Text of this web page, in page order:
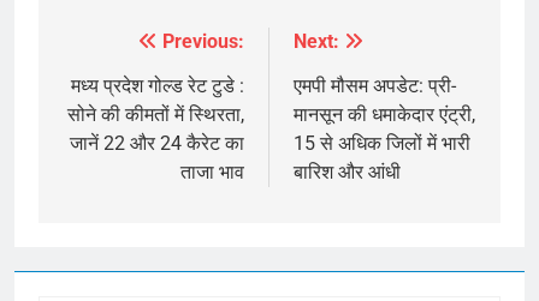
navigation
Previous:
मध्य प्रदेश गोल्ड रेट टुडे :
सोने की कीमतों में स्थिरता,
जानें 22 और 24 कैरेट का
ताजा भाव
Next:
एमपी मौसम अपडेट: प्री-
मानसून की धमाकेदार एंट्री,
15 से अधिक जिलों में भारी
बारिश और आंधी